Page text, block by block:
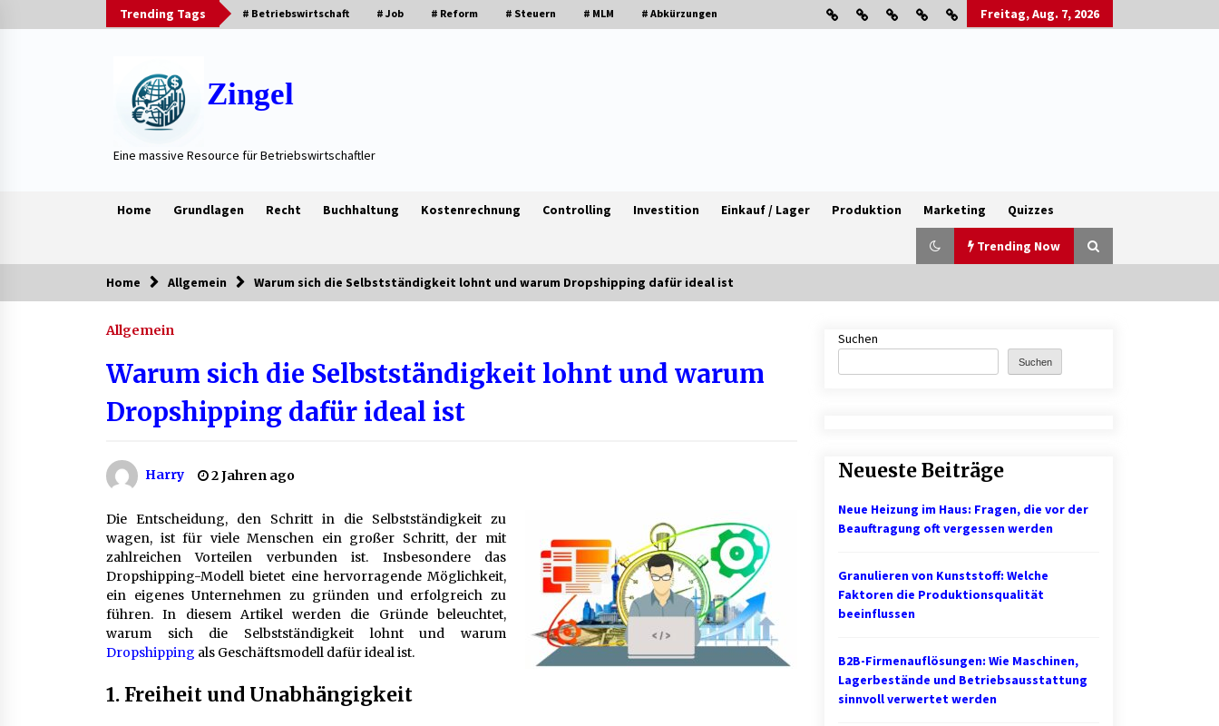
to
Trending Tags # Betriebswirtschaft # Job # Reform # Steuern # MLM # Abkürzungen Freitag, Aug. 7, 2026
Zingel
Eine massive Resource für Betriebswirtschaftler
Home Grundlagen Recht Buchhaltung Kostenrechnung Controlling Investition Einkauf / Lager Produktion Marketing Quizzes
Trending Now
Trending Now
vor der Beauftragung oft vergessen
werden
3 Wochen ago
Faktoren die Produktionsqualität
beeinflussen
B2B-Firmenauflösungen: Wie
Maschinen, Lagerbestände und
Betriebsausstattung sinnvoll
1 Monat ago 2 Monaten ago
B2B-Beschaffung 2026: Strategien
und Technologien, die den Einkauf
transformieren
3 Monaten ago
Schuldnerberatung: So gewinnen
Sie wieder Kontrolle über Ihre
Finanzen
3 Monaten ago
1. Bestandsmanagement: Den
Überblick behalten
Finde dein perfektes Namensschild
» für deine Eingangstür bei Otypo
3 Monaten ago
Kündigungsschutzklage: Was
Arbeitnehmer nach einer
Kündigung wissen sollten
5 Monaten ago
Mietverwaltung in Karlsruhe:
Zuverlässige Immobilienbetreuung
Home Allgemein Warum sich die Selbstständigkeit lohnt und warum Dropshipping dafür ideal ist
Allgemein
Warum sich die Selbstständigkeit lohnt und warum
Dropshipping dafür ideal ist
Harry 2 Jahren ago
Die Entscheidung, den Schritt in die Selbstständigkeit zu
wagen, ist für viele Menschen ein großer Schritt, der mit
zahlreichen Vorteilen verbunden ist. Insbesondere das
Dropshipping-Modell bietet eine hervorragende Möglichkeit,
ein eigenes Unternehmen zu gründen und erfolgreich zu
führen. In diesem Artikel werden die Gründe beleuchtet,
warum sich die Selbstständigkeit lohnt und warum
Dropshipping als Geschäftsmodell dafür ideal ist.
1. Freiheit und Unabhängigkeit
Suchen
Suchen
Neueste Beiträge
Neue Heizung im Haus: Fragen, die vor der
Beauftragung oft vergessen werden
Granulieren von Kunststoff: Welche
Faktoren die Produktionsqualität
beeinflussen
B2B-Firmenauflösungen: Wie Maschinen,
Lagerbestände und Betriebsausstattung
sinnvoll verwertet werden